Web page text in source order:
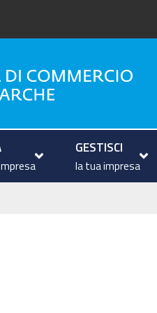
delle
GESTISCI
la tua impresa